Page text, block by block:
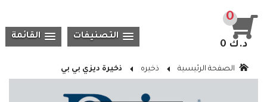
0
0 د.ك
القائمة التصنيفات
الصفحة الرئيسية ذخيره ذخيرة ديزي بي بي